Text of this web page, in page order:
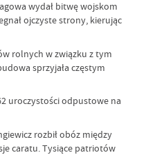
wydał bitwę wojskom
ojczyste strony, kierując
rolnych w związku z tym
sprzyjała częstym
uroczystości odpustowe na
rozbił obóz między
caratu. Tysiące patriotów